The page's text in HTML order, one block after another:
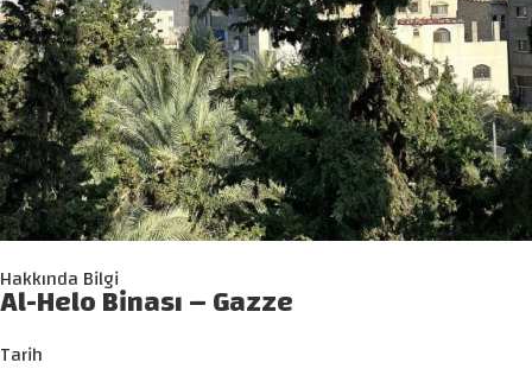
Hakkında Bilgi
Al-Helo Binası – Gazze
Tarih